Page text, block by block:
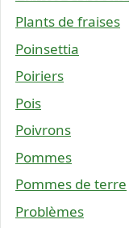
Plants de fraises
Poinsettia
Poiriers
Pois
Poivrons
Pommes
Pommes de terre
Problèmes